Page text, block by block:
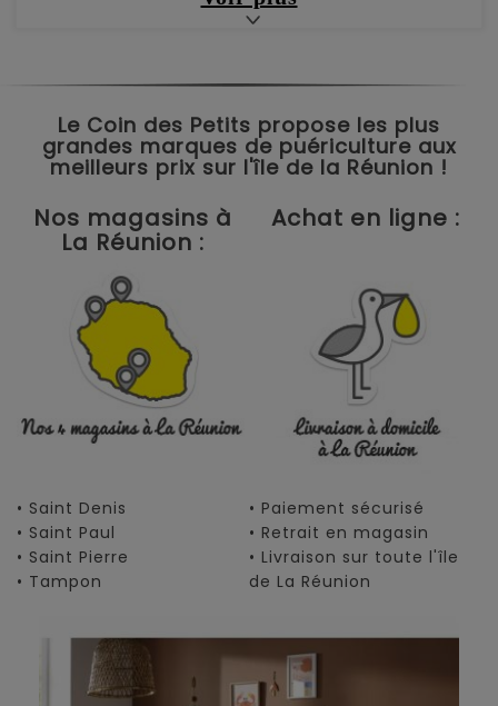
Le Coin des Petits propose les plus
grandes marques de puériculture aux
meilleurs prix sur l'île de la Réunion !
Nos magasins à
La Réunion :
Achat en ligne :
• Saint Denis
• Saint Paul
• Saint Pierre
• Tampon
• Paiement sécurisé
• Retrait en magasin
• Livraison sur toute l'île
de La Réunion